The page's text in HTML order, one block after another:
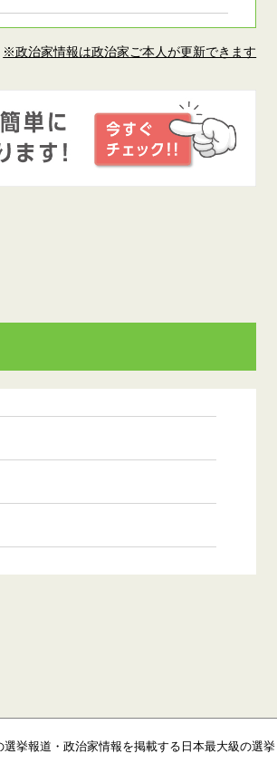
※政治家情報は政治家ご本人が更新できます
挙報道・政治家情報を掲載する日本最大級の選